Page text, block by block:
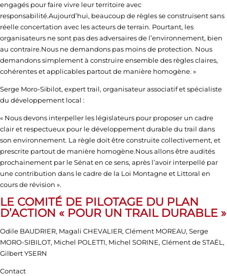
engagés pour faire vivre leur territoire avec
responsabilité.Aujourd’hui, beaucoup de règles se construisent sans
réelle concertation avec les acteurs de terrain. Pourtant, les
organisateurs ne sont pas des adversaires de l’environnement, bien
au contraire.Nous ne demandons pas moins de protection. Nous
demandons simplement à construire ensemble des règles claires,
cohérentes et applicables partout de manière homogène. »
Serge Moro-Sibilot, expert trail, organisateur associatif et spécialiste
du développement local :
« Nous devons interpeller les législateurs pour proposer un cadre
clair et respectueux pour le développement durable du trail dans
son environnement. La règle doit être construite collectivement, et
prescrite partout de manière homogène.Nous allons être audités
prochainement par le Sénat en ce sens, après l’avoir interpellé par
une contribution dans le cadre de la Loi Montagne et Littoral en
cours de révision ».
LE COMITÉ DE PILOTAGE DU PLAN
D’ACTION « POUR UN TRAIL DURABLE »
Odile BAUDRIER, Magali CHEVALIER, Clément MOREAU, Serge
MORO-SIBILOT, Michel POLETTI, Michel SORINE, Clément de STAËL,
Gilbert YSERN
Contact